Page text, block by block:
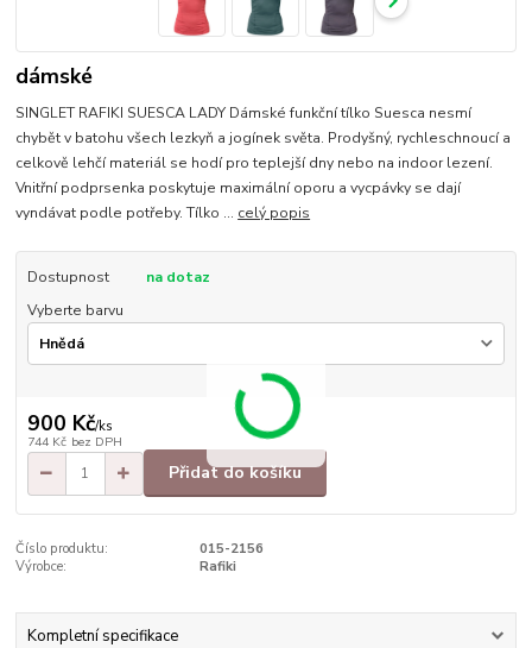
dámské
SINGLET RAFIKI SUESCA LADY Dámské funkční tílko Suesca nesmí
chybět v batohu všech lezkyň a jogínek světa. Prodyšný, rychleschnoucí a
celkově lehčí materiál se hodí pro teplejší dny nebo na indoor lezení.
Vnitřní podprsenka poskytuje maximální oporu a vycpávky se dají
vyndávat podle potřeby. Tílko ... celý popis
Dostupnost
na dotaz
Vyberte barvu
900 Kč/ks
744 Kč bez DPH
Přidat do košíku
Číslo produktu:
015-2156
Výrobce:
Rafiki
Kompletní specifikace